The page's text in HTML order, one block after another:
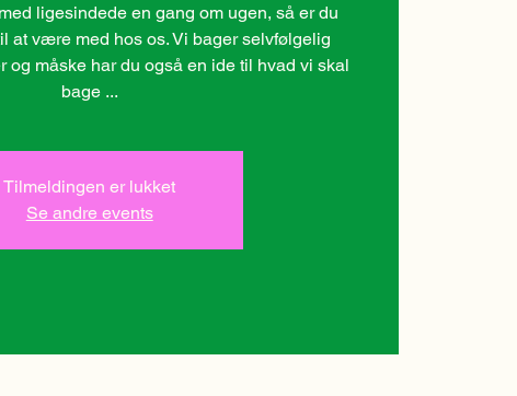
ligesindede en gang om ugen, så er du
at være med hos os. Vi bager selvfølgelig
måske har du også en ide til hvad vi skal
bage ...
Tilmeldingen er lukket
Se andre events